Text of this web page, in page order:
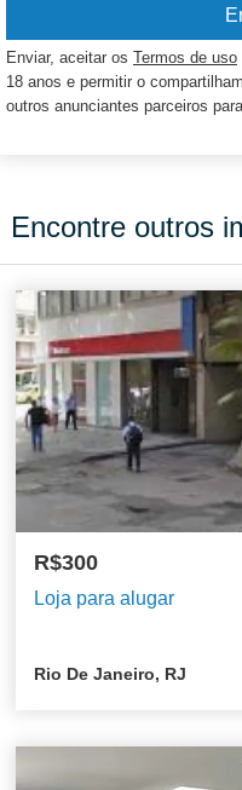
Enviar, aceitar os Termos de uso
18 anos e permitir o
outros anunciantes parceiros
Encontre outros
R$300
Loja para alugar
Rio De Janeiro, RJ